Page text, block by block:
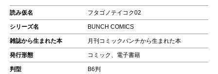
読み仮名 フタゴノテイコク02
シリーズ名 BUNCH COMICS
雑誌から生まれた本 月刊コミックバンチから生まれた本
発行形態 コミック、電子書籍
判型 B6判